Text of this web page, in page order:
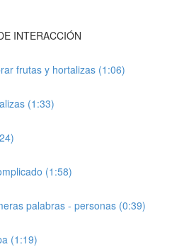
INTERACCIÓN
frutas y hortalizas (1:06)
(1:33)
(1:58)
palabras - personas (0:39)
(1:19)